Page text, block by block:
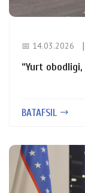
📅 14.03.2026
“Yurt obodligi,
BATAFSIL